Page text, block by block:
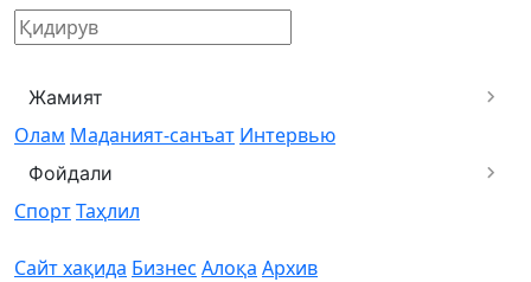
Жамият
Олам Маданият-санъат Интервью
Фойдали
СпортТаҳлил
Сайт хақида Бизнес Алоқа Архив